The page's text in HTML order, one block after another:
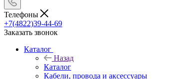
Телефоны
+7(4822)39-44-69
Заказать звонок
Каталог
Назад
Каталог
Кабели, провода и аксессуары